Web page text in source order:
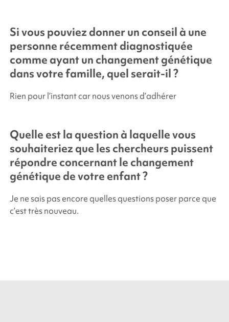
Si vous pouviez donner un conseil à une
personne récemment diagnostiquée
comme ayant un changement génétique
dans votre famille, quel serait-il ?
Rien pour l’instant car nous venons d’adhérer
Quelle est la question à laquelle vous
souhaiteriez que les chercheurs puissent
répondre concernant le changement
génétique de votre enfant ?
Je ne sais pas encore quelles questions poser parce que
c’est très nouveau.